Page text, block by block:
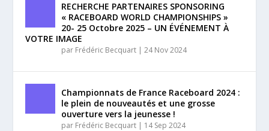
RECHERCHE PARTENAIRES SPONSORING
« RACEBOARD WORLD CHAMPIONSHIPS »
20- 25 Octobre 2025 – UN ÉVÉNEMENT À
VOTRE IMAGE
par Frédéric Becquart |24 Nov 2024
Championnats de France Raceboard 2024 :
le plein de nouveautés et une grosse
ouverture vers la jeunesse !
par Frédéric Becquart | 14 Sep 2024